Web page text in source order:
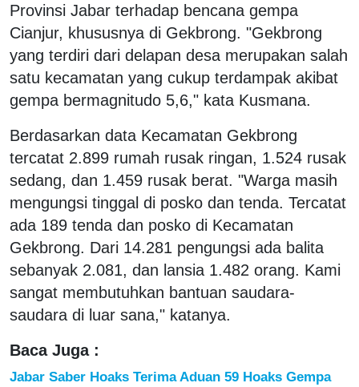
Provinsi Jabar terhadap bencana gempa
Cianjur, khususnya di Gekbrong. "Gekbrong
yang terdiri dari delapan desa merupakan salah
satu kecamatan yang cukup terdampak akibat
gempa bermagnitudo 5,6," kata Kusmana.
Berdasarkan data Kecamatan Gekbrong
tercatat 2.899 rumah rusak ringan, 1.524 rusak
sedang, dan 1.459 rusak berat. "Warga masih
mengungsi tinggal di posko dan tenda. Tercatat
ada 189 tenda dan posko di Kecamatan
Gekbrong. Dari 14.281 pengungsi ada balita
sebanyak 2.081, dan lansia 1.482 orang. Kami
sangat membutuhkan bantuan saudara-
saudara di luar sana," katanya.
Baca Juga :
Jabar Saber Hoaks Terima Aduan 59 Hoaks Gempa